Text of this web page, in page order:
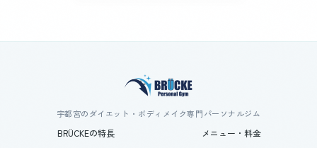
宇都宮のダイエット・ボディメイク専門パーソナルジム
BRÜCKEの特長 メニュー・料金